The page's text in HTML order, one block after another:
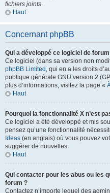
fichiers joints.
Haut
Concernant phpBB
Qui a développé ce logiciel de
Ce logiciel (dans sa version non
phpBB Limited , qui en a les droits
publique générale GNU version 2
plus d’informations, visitez la page «
Haut
Pourquoi la fonctionnalité X n’est
Ce logiciel a été développé et mis
pensez qu’une fonctionnalité
Ideas (en anglais) où vous pouvez
suggérer de nouvelles.
Haut
Qui contacter pour les abus ou les
forum ?
Contactez n’importe lequel des